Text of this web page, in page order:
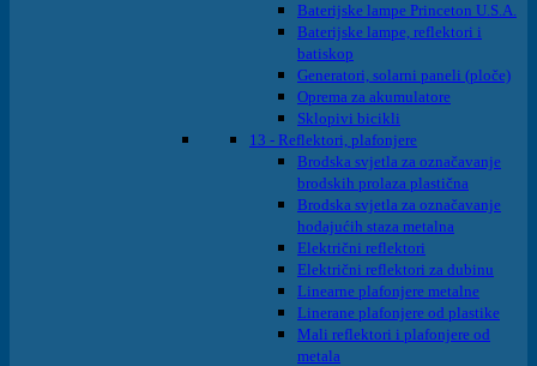
Baterijske lampe Princeton U.S.A.
Baterijske lampe, reflektori i
batiskop
Generatori, solarni paneli (ploče)
Oprema za akumulatore
Sklopivi bicikli
13 - Reflektori, plafonjere
Brodska svjetla za označavanje
brodskih prolaza plastična
Brodska svjetla za označavanje
hodajućih staza metalna
Električni reflektori
Električni reflektori za dubinu
Linearne plafonjere metalne
Linerane plafonjere od plastike
Mali reflektori i plafonjere od
metala